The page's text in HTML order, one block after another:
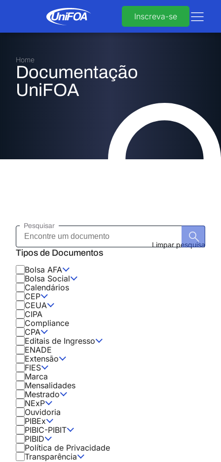
Inscreva-se
Home
Documentação
UniFOA
Pesquisar
Encontre
um
documento
Limpar pesquisa
Tipos de Documentos
Bolsa AFA
Bolsa Social
Calendários
CEP
CEUA
CIPA
Compliance
CPA
Editais de Ingresso
ENADE
Extensão
FIES
Marca
Mensalidades
Mestrado
NExP
Ouvidoria
PIBEx
PIBIC-PIBIT
PIBID
Política de Privacidade
Transparência